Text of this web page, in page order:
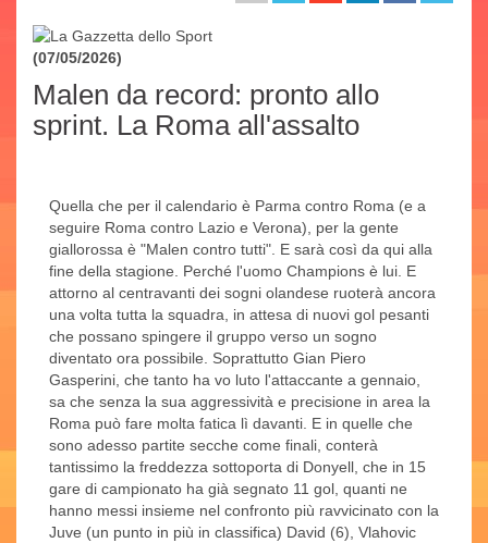
(07/05/2026)
Malen da record: pronto allo
sprint. La Roma all'assalto
Quella che per il calendario è Parma contro Roma (e a
seguire Roma contro Lazio e Verona), per la gente
giallorossa è "Malen contro tutti". E sarà così da qui alla
fine della stagione. Perché l'uomo Champions è lui. E
attorno al centravanti dei sogni olandese ruoterà ancora
una volta tutta la squadra, in attesa di nuovi gol pesanti
che possano spingere il gruppo verso un sogno
diventato ora possibile. Soprattutto Gian Piero
Gasperini, che tanto ha vo luto l'attaccante a gennaio,
sa che senza la sua aggressività e precisione in area la
Roma può fare molta fatica lì davanti. E in quelle che
sono adesso partite secche come finali, conterà
tantissimo la freddezza sottoporta di Donyell, che in 15
gare di campionato ha già segnato 11 gol, quanti ne
hanno messi insieme nel confronto più ravvicinato con la
Juve (un punto in più in classifica) David (6), Vlahovic